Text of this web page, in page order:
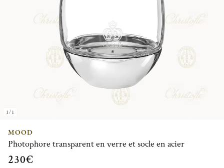
1/1
MOOD
Photophore transparent en verre et socle en acier
230€